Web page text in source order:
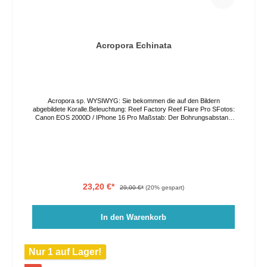
Acropora Echinata
Acropora sp. WYSIWYG: Sie bekommen die auf den Bildern
abgebildete Koralle.Beleuchtung: Reef Factory Reef Flare Pro SFotos:
Canon EOS 2000D / IPhone 16 Pro Maßstab: Der Bohrungsabstand
23,20 €* 29,00 €* (20% gespart)
In den Warenkorb
Nur 1 auf Lager!